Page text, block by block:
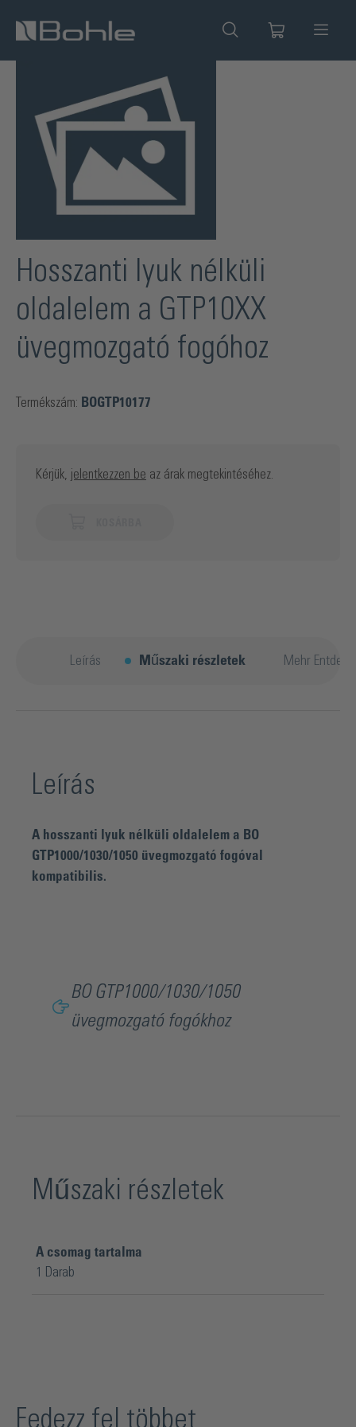
Hosszanti lyuk nélküli
oldalelem a GTP10XX
üvegmozgató fogóhoz
Termékszám: BOGTP10177
Kérjük, jelentkezzen be az árak megtekintéséhez.
Leírás Műszaki részletek Mehr
Leírás
A hosszanti lyuk nélküli oldalelem a BO
GTP1000/1030/1050 üvegmozgató fogóval
kompatibilis.
BO GTP1000/1030/1050
üvegmozgató fogókhoz
Műszaki részletek
A csomag tartalma
1 Darab
Fedezz fel többet